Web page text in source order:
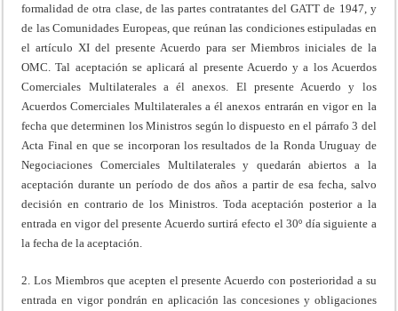
formalidad de otra clase, de las partes contratantes del GATT de 1947, y
de las Comunidades Europeas, que reúnan las condiciones estipuladas en
el artículo XI del presente Acuerdo para ser Miembros iniciales de la
OMC. Tal aceptación se aplicará al presente Acuerdo y a los Acuerdos
Comerciales Multilaterales a él anexos. El presente Acuerdo y los
Acuerdos Comerciales Multilaterales a él anexos entrarán en vigor en la
fecha que determinen los Ministros según lo dispuesto en el párrafo 3 del
Acta Final en que se incorporan los resultados de la Ronda Uruguay de
Negociaciones Comerciales Multilaterales y quedarán abiertos a la
aceptación durante un período de dos años a partir de esa fecha, salvo
decisión en contrario de los Ministros. Toda aceptación posterior a la
entrada en vigor del presente Acuerdo surtirá efecto el 30º día siguiente a
la fecha de la aceptación.
2. Los Miembros que acepten el presente Acuerdo con posterioridad a su
entrada en vigor pondrán en aplicación las concesiones y obligaciones